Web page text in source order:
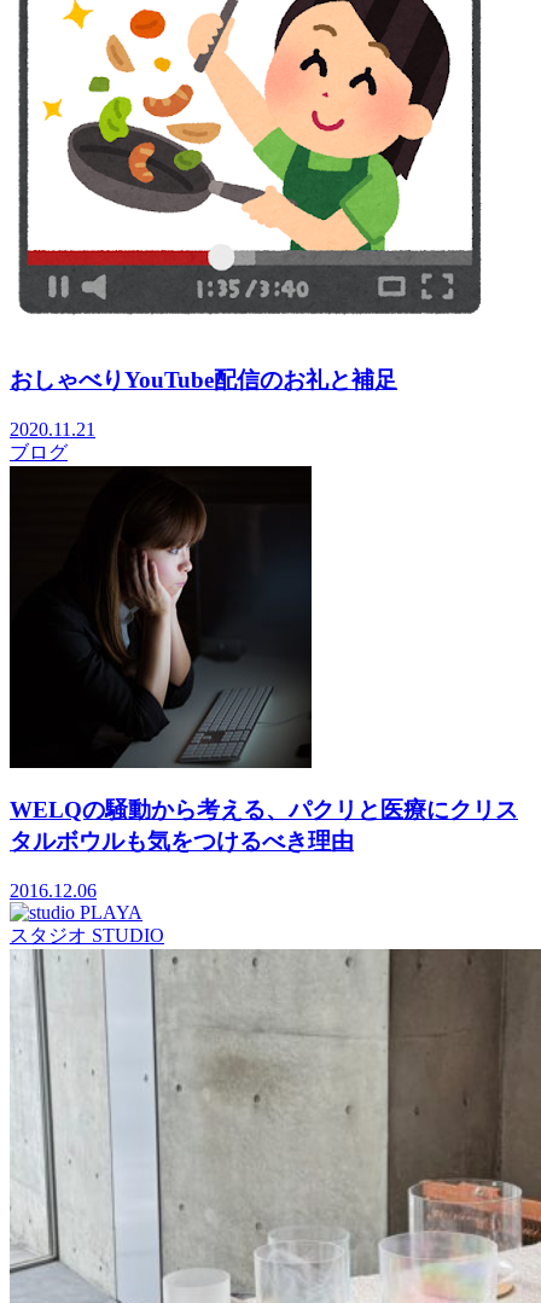
おしゃべりYouTube配信のお礼と補足
2020.11.21
ブログ
WELQの騒動から考える、パクリと医療にクリス
タルボウルも気をつけるべき理由
2016.12.06
スタジオ STUDIO